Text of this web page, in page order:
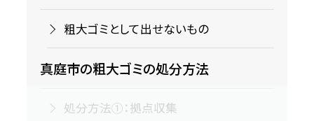
粗大ゴミとして出せないもの
真庭市の粗大ゴミの処分方法
処分方法①：拠点収集